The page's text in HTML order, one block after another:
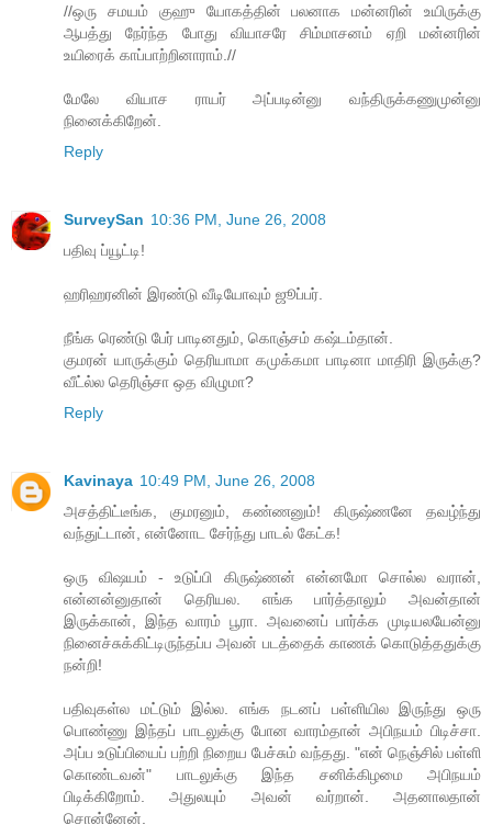
//ஒரு சமயம் குஹு யோகத்தின் பலனாக மன்னரின் உயிருக்கு
ஆபத்து நேர்ந்த போது வியாசரே சிம்மாசனம் ஏறி மன்னரின்
உயிரைக் காப்பாற்றினாராம்.//
மேலே வியாச ராயர் அப்படின்னு வந்திருக்கணுமுன்னு
நினைக்கிறேன்.
Reply
SurveySan 10:36 PM, June 26, 2008
பதிவு ப்யூட்டி!
ஹரிஹரனின் இரண்டு வீடியோவும் ஜூப்பர்.
நீங்க ரெண்டு பேர் பாடினதும், கொஞ்சம் கஷ்டம்தான்.
குமரன் யாருக்கும் தெரியாமா கமுக்கமா பாடினா மாதிரி இருக்கு?
வீட்ல்ல தெரிஞ்சா ஒத விழுமா?
Reply
Kavinaya 10:49 PM, June 26, 2008
அசத்திட்டீங்க, குமரனும், கண்ணனும்! கிருஷ்ணனே தவழ்ந்து
வந்துட்டான், என்னோட சேர்ந்து பாடல் கேட்க!
ஒரு விஷயம் - உடுப்பி கிருஷ்ணன் என்னமோ சொல்ல வரான்,
என்னன்னுதான் தெரியல. எங்க பார்த்தாலும் அவன்தான்
இருக்கான், இந்த வாரம் பூரா. அவனைப் பார்க்க முடியலயேன்னு
நினைச்சுக்கிட்டிருந்தப்ப அவன் படத்தைக் காணக் கொடுத்ததுக்கு
நன்றி!
பதிவுகள்ல மட்டும் இல்ல. எங்க நடனப் பள்ளியில இருந்து ஒரு
பொண்ணு இந்தப் பாடலுக்கு போன வாரம்தான் அபிநயம் பிடிச்சா.
அப்ப உடுப்பியைப் பற்றி நிறைய பேச்சும் வந்தது. "என் நெஞ்சில் பள்ளி
கொண்டவன்" பாடலுக்கு இந்த சனிக்கிழமை அபிநயம்
பிடிக்கிறோம். அதுலயும் அவன் வர்றான். அதனாலதான்
சொன்னேன்.